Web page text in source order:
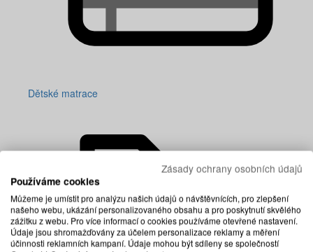
Dětské matrace
Zásady ochrany osobních údajů
Používáme cookies
Můžeme je umístit pro analýzu našich údajů o návštěvnících, pro zlepšení
našeho webu, ukázání personalizovaného obsahu a pro poskytnutí skvělého
zážitku z webu. Pro více informací o cookies používáme otevřené nastavení.
Údaje jsou shromažďovány za účelem personalizace reklamy a měření
účinnosti reklamních kampaní. Údaje mohou být sdíleny se společností